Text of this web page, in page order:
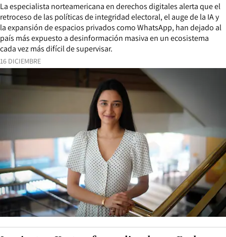
16 DICIEMBRE
La especialista norteamericana en derechos digitales alerta que el
retroceso de las políticas de integridad electoral, el auge de la IA y
la expansión de espacios privados como WhatsApp, han dejado al
país más expuesto a desinformación masiva en un ecosistema
cada vez más difícil de supervisar.